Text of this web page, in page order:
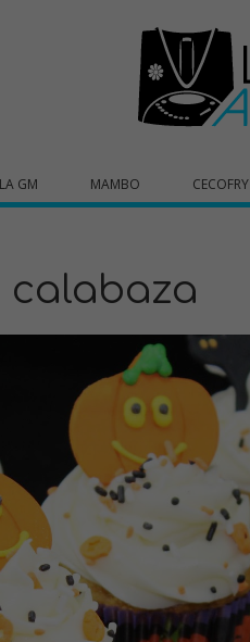
GM MAMBO CECOFRY
calabaza